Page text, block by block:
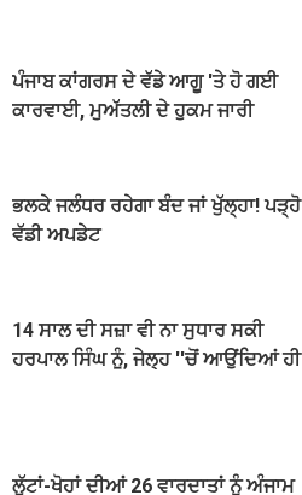
ਪੰਜਾਬ ਕਾਂਗਰਸ ਦੇ ਵੱਡੇ ਆਗੂ 'ਤੇ ਹੋ ਗਈ
ਕਾਰਵਾਈ, ਮੁਅੱਤਲੀ ਦੇ ਹੁਕਮ ਜਾਰੀ
ਭਲਕੇ ਜਲੰਧਰ ਰਹੇਗਾ ਬੰਦ ਜਾਂ ਖੁੱਲ੍ਹਾ! ਪੜ੍ਹੋ
ਵੱਡੀ ਅਪਡੇਟ
14 ਸਾਲ ਦੀ ਸਜ਼ਾ ਵੀ ਨਾ ਸੁਧਾਰ ਸਕੀ
ਹਰਪਾਲ ਸਿੰਘ ਨੂੰ, ਜੇਲ੍ਹ ''ਚੋਂ ਆਉਂਦਿਆਂ ਹੀ
ਲੁੱਟਾਂ-ਖੋਹਾਂ ਦੀਆਂ 26 ਵਾਰਦਾਤਾਂ ਨੂੰ ਅੰਜਾਮ